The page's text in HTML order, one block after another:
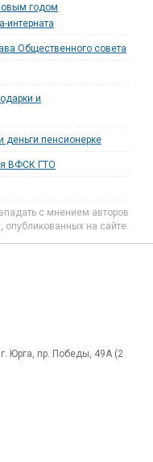
годом
интерната
Общественного совета
и
деньги пенсионерке
ВФСК ГТО
с мнением авторов
опубликованных на сайте.
Юрга, пр. Победы, 49А (2